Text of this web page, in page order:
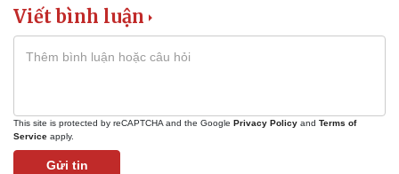
Viết bình luận
This site is protected by reCAPTCHA and the Google Privacy Policy and Terms of
Service apply.
Gửi tin